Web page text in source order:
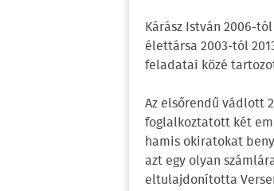
Kárász István 2006-
élettársa 2003-tól
feladatai közé
Az elsőrendű vádlott
foglalkoztatott két
hamis okiratokat
azt egy olyan
eltulajdonította